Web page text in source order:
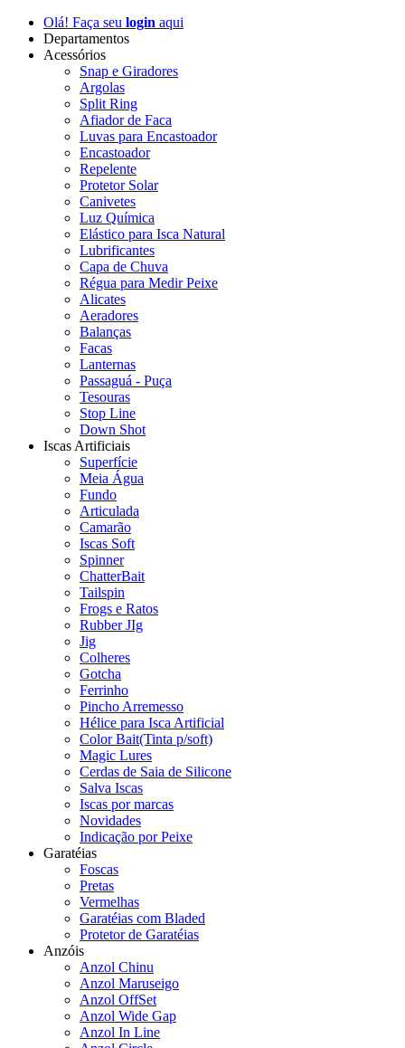
Olá! Faça seu login aqui
Departamentos
Acessórios
Snap e Giradores
Argolas
Split Ring
Afiador de Faca
Luvas para Encastoador
Encastoador
Repelente
Protetor Solar
Canivetes
Luz Química
Elástico para Isca Natural
Lubrificantes
Capa de Chuva
Régua para Medir Peixe
Alicates
Aeradores
Balanças
Facas
Lanternas
Passaguá - Puça
Tesouras
Stop Line
Down Shot
Iscas Artificiais
Superfície
Meia Água
Fundo
Articulada
Camarão
Iscas Soft
Spinner
ChatterBait
Tailspin
Frogs e Ratos
Rubber JIg
Jig
Colheres
Gotcha
Ferrinho
Pincho Arremesso
Hélice para Isca Artificial
Color Bait(Tinta p/soft)
Magic Lures
Cerdas de Saia de Silicone
Salva Iscas
Iscas por marcas
Novidades
Indicação por Peixe
Garatéias
Foscas
Pretas
Vermelhas
Garatéias com Bladed
Protetor de Garatéias
Anzóis
Anzol Chinu
Anzol Maruseigo
Anzol OffSet
Anzol Wide Gap
Anzol In Line